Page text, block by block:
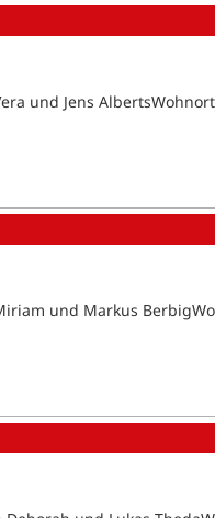
und Jens
und Markus